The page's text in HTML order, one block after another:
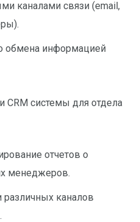
каналами связи (email,
обмена информацией
CRM системы для отдела
отчетов о
менеджеров.
каналов